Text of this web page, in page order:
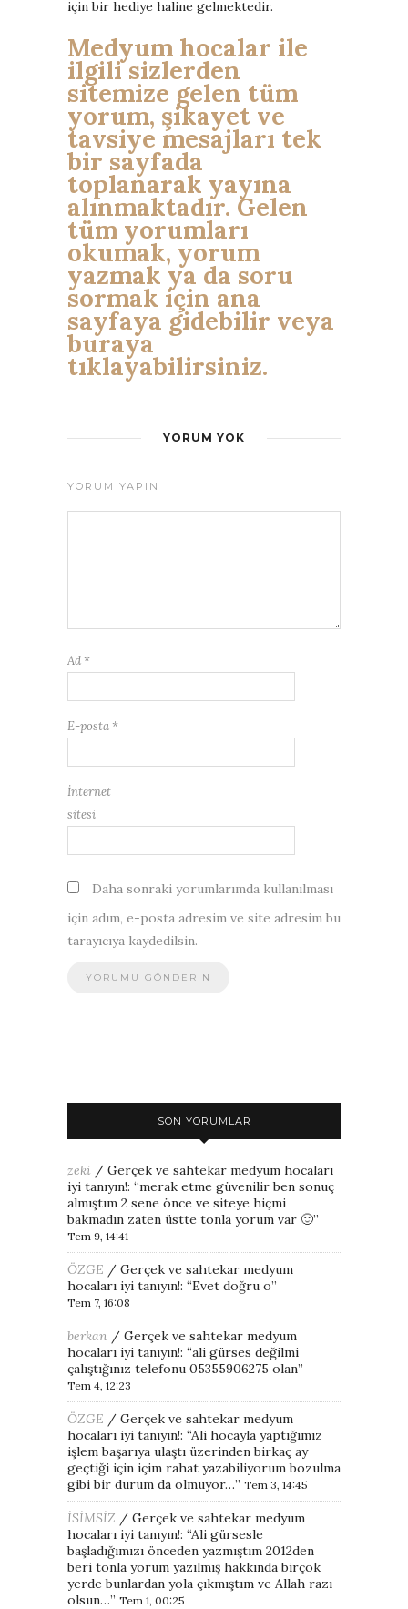
için bir hediye haline gelmektedir.
Medyum hocalar ile
ilgili sizlerden
sitemize gelen tüm
yorum, şikayet ve
tavsiye mesajları tek
bir sayfada
toplanarak yayına
alınmaktadır. Gelen
tüm yorumları
okumak, yorum
yazmak ya da soru
sormak için ana
sayfaya gidebilir veya
buraya
tıklayabilirsiniz.
YORUM YOK
YORUM YAPIN
Ad *
E-posta *
İnternet
sitesi
Daha sonraki yorumlarımda kullanılması
için adım, e-posta adresim ve site adresim bu
tarayıcıya kaydedilsin.
SON YORUMLAR
zeki / Gerçek ve sahtekar medyum hocaları
iyi tanıyın!: “merak etme güvenilir ben sonuç
almıştım 2 sene önce ve siteye hiçmi
bakmadın zaten üstte tonla yorum var 🙂”
Tem 9, 14:41
ÖZGE / Gerçek ve sahtekar medyum
hocaları iyi tanıyın!: “Evet doğru o”
Tem 7, 16:08
berkan / Gerçek ve sahtekar medyum
hocaları iyi tanıyın!: “ali gürses değilmi
çalıştığınız telefonu 05355906275 olan”
Tem 4, 12:23
ÖZGE / Gerçek ve sahtekar medyum
hocaları iyi tanıyın!: “Ali hocayla yaptığımız
işlem başarıya ulaştı üzerinden birkaç ay
geçtiği için içim rahat yazabiliyorum bozulma
gibi bir durum da olmuyor…” Tem 3, 14:45
İSİMSİZ / Gerçek ve sahtekar medyum
hocaları iyi tanıyın!: “Ali gürsesle
başladığımızı önceden yazmıştım 2012den
beri tonla yorum yazılmış hakkında birçok
yerde bunlardan yola çıkmıştım ve Allah razı
olsun…” Tem 1, 00:25